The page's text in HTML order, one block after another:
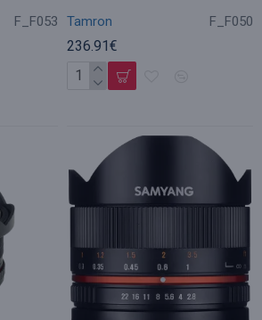
F_F053 Tamron F_F050
236.91€